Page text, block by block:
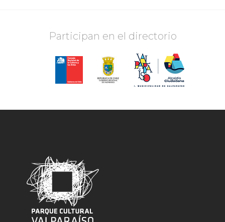
Participan en el directorio